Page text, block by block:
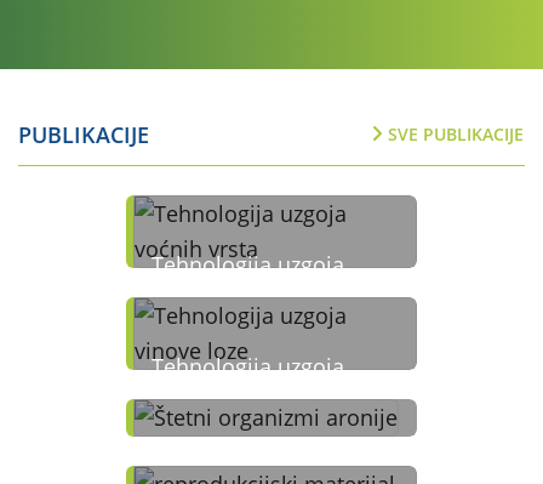
SVE PUBLIKACIJE
PUBLIKACIJE
Tehnologija uzgoja
voćnih vrsta
Tehnologija uzgoja
vinove loze
Štetni organizmi aronije